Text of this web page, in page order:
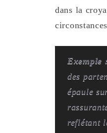
dans la
Exemple :
des
épaule
reflétant